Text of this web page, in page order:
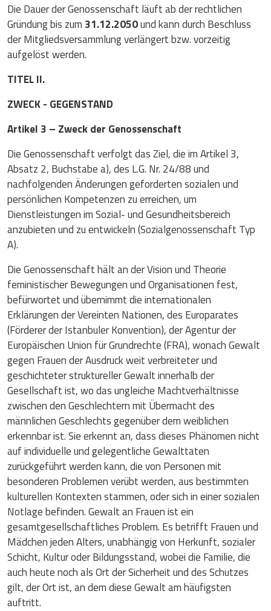
Die Dauer der Genossenschaft läuft ab der rechtlichen
Gründung bis zum 31.12.2050und kann durch Beschluss
der Mitgliedsversammlung verlängert bzw. vorzeitig
aufgelöst werden.
TITEL II.
ZWECK - GEGENSTAND
Artikel 3 – Zweck der Genossenschaft
Die Genossenschaft verfolgt das Ziel, die im Artikel 3,
Absatz 2, Buchstabe a), des L.G. Nr. 24/88 und
nachfolgenden Änderungen geforderten sozialen und
persönlichen Kompetenzen zu erreichen, um
Dienstleistungen im Sozial- und Gesundheitsbereich
anzubieten und zu entwickeln (Sozialgenossenschaft Typ
A).
Die Genossenschaft hält an der Vision und Theorie
feministischer Bewegungen und Organisationen fest,
befürwortet und übernimmt die internationalen
Erklärungen der Vereinten Nationen, des Europarates
(Förderer der Istanbuler Konvention), der Agentur der
Europäischen Union für Grundrechte (FRA), wonach Gewalt
gegen Frauen der Ausdruck weit verbreiteter und
geschichteter struktureller Gewalt innerhalb der
Gesellschaft ist, wo das ungleiche Machtverhältnisse
zwischen den Geschlechtern mit Übermacht des
männlichen Geschlechts gegenüber dem weiblichen
erkennbar ist. Sie erkennt an, dass dieses Phänomen nicht
auf individuelle und gelegentliche Gewalttaten
zurückgeführt werden kann, die von Personen mit
besonderen Problemen verübt werden, aus bestimmten
kulturellen Kontexten stammen, oder sich in einer sozialen
Notlage befinden. Gewalt an Frauen ist ein
gesamtgesellschaftliches Problem. Es betrifft Frauen und
Mädchen jeden Alters, unabhängig von Herkunft, sozialer
Schicht, Kultur oder Bildungsstand, wobei die Familie, die
auch heute noch als Ort der Sicherheit und des Schutzes
gilt, der Ort ist, an dem diese Gewalt am häufigsten
auftritt.